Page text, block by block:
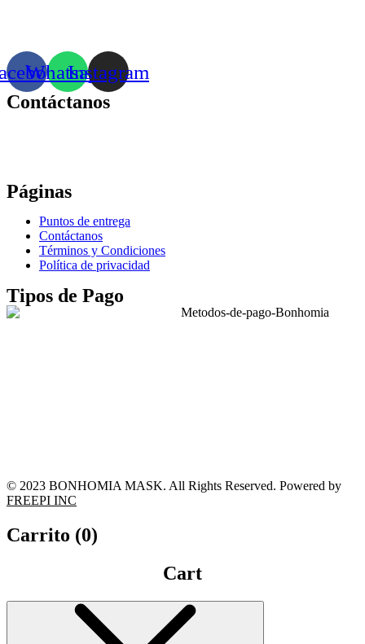
WhatsappInstagram
Contáctanos
Páginas
Puntos de entrega
Contáctanos
Términos y Condiciones
Política de privacidad
Tipos de Pago
© 2023 BONHOMIA MASK. All Rights Reserved. Powered by
FREEPI INC
Carrito (0)
Cart